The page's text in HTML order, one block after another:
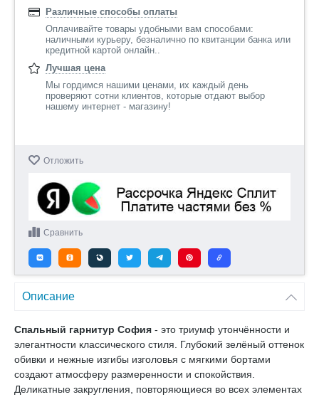
Различные способы оплаты
Оплачивайте товары удобными вам способами:
наличными курьеру, безналично по квитанции банка или
кредитной картой онлайн..
Лучшая цена
Мы гордимся нашими ценами, их каждый день
проверяют сотни клиентов, которые отдают выбор
нашему интернет - магазину!
Отложить
Сравнить
Описание
Спальный гарнитур София - это триумф утончённости и
элегантности классического стиля. Глубокий зелёный оттенок
обивки и нежные изгибы изголовья с мягкими бортами
создают атмосферу размеренности и спокойствия.
Деликатные закругления, повторяющиеся во всех элементах